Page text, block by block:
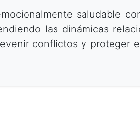
saludable
las dinámicas
conflictos y proteger